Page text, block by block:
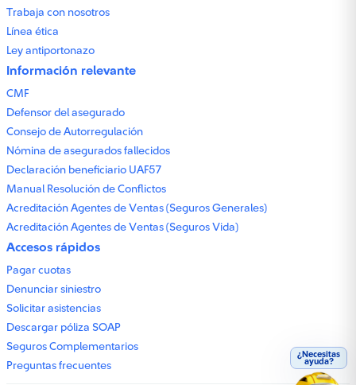
¿Necesitas
ayuda?
Trabaja con nosotros
Línea ética
Ley antiportonazo
Información relevante
CMF
Defensor del asegurado
Consejo de Autorregulación
Nómina de asegurados fallecidos
Declaración beneficiario UAF57
Manual Resolución de Conflictos
Acreditación Agentes de Ventas (Seguros Generales)
Acreditación Agentes de Ventas (Seguros Vida)
Accesos rápidos
Pagar cuotas
Denunciar siniestro
Solicitar asistencias
Descargar póliza SOAP
Seguros Complementarios
Preguntas frecuentes